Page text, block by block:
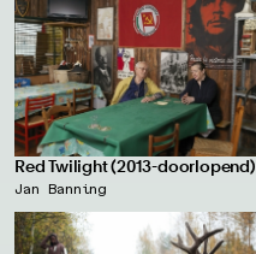
Red Twilight (2013-doorlopend)
Jan Banning